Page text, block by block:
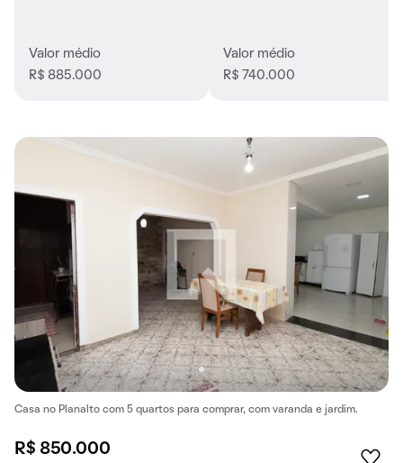
Valor médio
R$ 885.000
Valor médio
R$ 740.000
Casa no Planalto com 5 quartos para comprar, com varanda e jardim.
R$ 850.000